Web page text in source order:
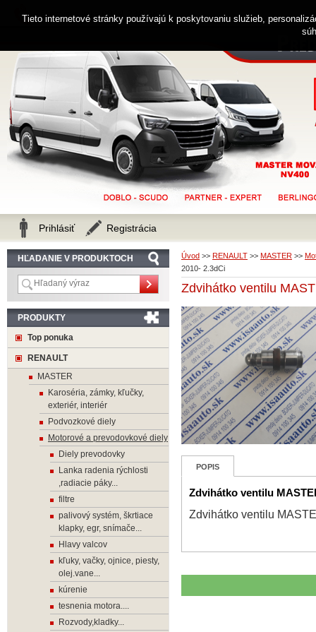
Úvod >> RENAULT >> MASTER >>
2010- 2.3dCi
Zdvihátko ventilu
POPIS
Zdvihátko ventilu
Zdvihátko ventilu
HĽADANIE V PRODUKTOCH
PRODUKTY
Top ponuka
RENAULT
MASTER
Karoséria, zámky, kľučky,
exteriér, interiér
Podvozkové diely
Motorové a prevodovkové diely
Diely prevodovky
Lanka radenia rýchlosti
,radiacie páky...
filtre
palivový systém, škrtiace
klapky, egr, snímače...
Hlavy valcov
kľuky, vačky, ojnice, piesty,
olej.vane...
kúrenie
tesnenia motora....
Rozvody,kladky...
Zákaznícka linka 0914 238 482
Prihlásiť Registrácia
Tieto internetové stránky používajú k poskytovaniu služieb,